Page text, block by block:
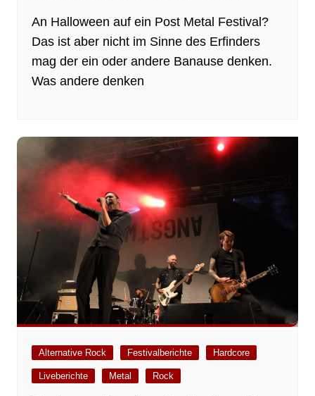
An Halloween auf ein Post Metal Festival?
Das ist aber nicht im Sinne des Erfinders
mag der ein oder andere Banause denken.
Was andere denken
Alternative Rock Festivalberichte Hardcore
Liveberichte Metal Rock